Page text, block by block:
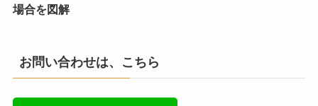
場合を図解
お問い合わせは、こちら